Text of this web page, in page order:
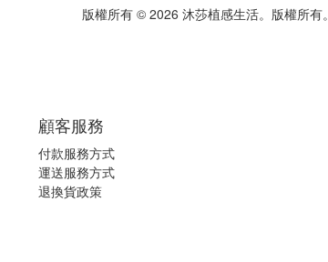
版權所有 © 2026 沐莎植感生活。版權所有。
顧客服務
付款服務方式
運送服務方式
退換貨政策